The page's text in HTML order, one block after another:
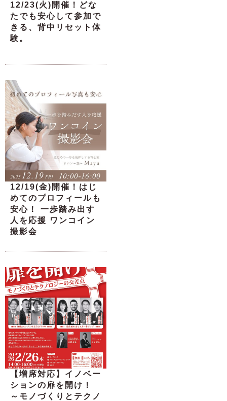
12/23(火)開催！どな
たでも安心して参加で
きる、背中リセット体
験。
12/19(金)開催！はじ
めてのプロフィールも
安心！ 一歩踏み出す
人を応援 ワンコイン
撮影会
【増席対応】イノベー
ションの扉を開け！
～モノづくりとテクノ